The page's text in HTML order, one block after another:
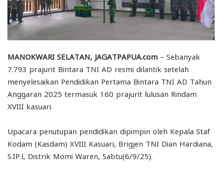
MANOKWARI SELATAN, JAGATPAPUA.com – Sebanyak
7.793 prajurit Bintara TNI AD resmi dilantik setelah
menyelesaikan Pendidikan Pertama Bintara TNI AD Tahun
Anggaran 2025 termasuk 160 prajurit lulusan Rindam
XVIII kasuari.
Upacara penutupan pendidikan dipimpin oleh Kepala Staf
Kodam (Kasdam) XVIII Kasuari, Brigjen TNI Dian Hardiana,
S.IP.l, Distrik Momi Waren, Sabtu(6/9/25).